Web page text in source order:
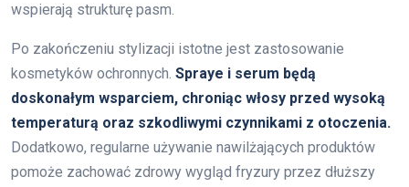
wspierają strukturę pasm.
Po zakończeniu stylizacji istotne jest zastosowanie
kosmetyków ochronnych. Spraye i serum będą
doskonałym wsparciem, chroniąc włosy przed wysoką
temperaturą oraz szkodliwymi czynnikami z otoczenia.
Dodatkowo, regularne używanie nawilżających produktów
pomoże zachować zdrowy wygląd fryzury przez dłuższy